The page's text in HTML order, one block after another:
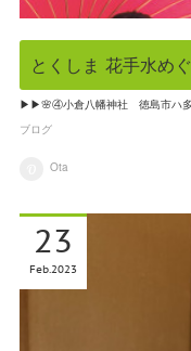
とくしま 花手水め
▶▶🌸④小倉八幡神社 徳島市ハ
ブログ
Ota
23
Feb2023